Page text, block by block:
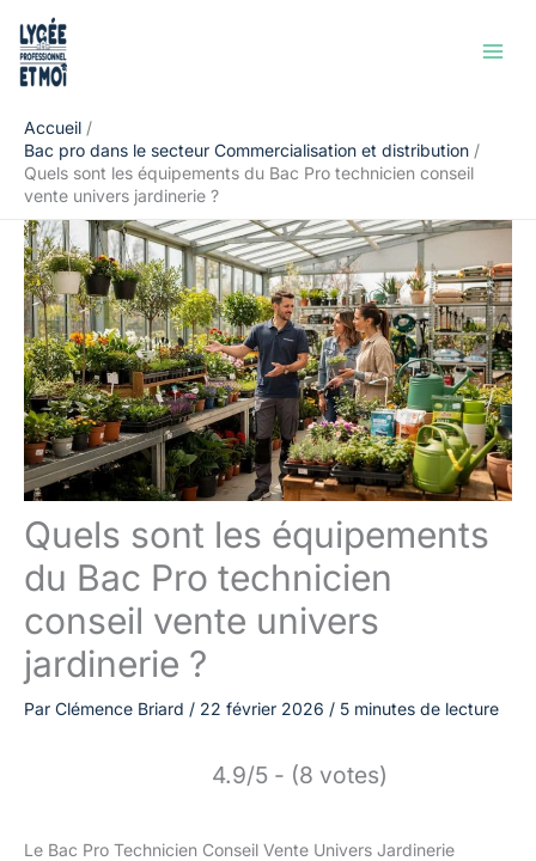
contenu
Accueil
Bac pro dans le secteur Commercialisation et distribution
Quels sont les équipements du Bac Pro technicien conseil
vente univers jardinerie ?
Quels sont les équipements
du Bac Pro technicien
conseil vente univers
jardinerie ?
Par Clémence Briard / 22 février 2026 / 5 minutes de lecture
4.9/5 - (8 votes)
Le Bac Pro Technicien Conseil Vente Univers Jardinerie
Rechercher